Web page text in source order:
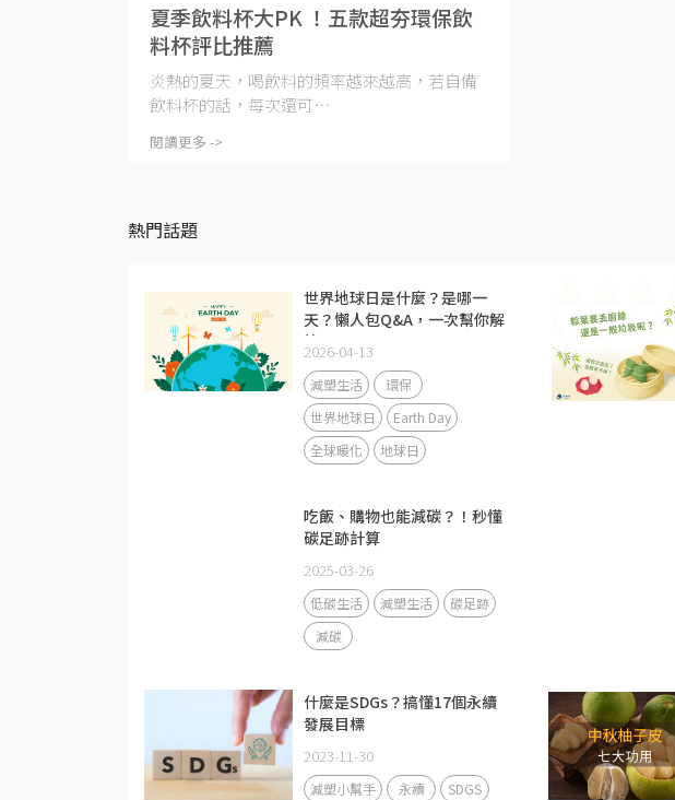
夏季飲料杯大PK ！五款超夯環保飲
料杯評比推薦
炎熱的夏天，喝飲料的頻率越來越高，若自備
飲料杯的話，每次還可⋯
閱讀更多 ->
熱門話題
世界地球日是什麼？是哪一
天？懶人包Q&A，一次幫你解
答！
2026-04-13
減塑生活
環保
世界地球日
Earth Day
全球暖化
地球日
吃飯、購物也能減碳？！秒懂
碳足跡計算
2025-03-26
低碳生活 減塑生活
碳足跡
減碳
什麼是SDGs？搞懂17個永續
發展目標
2023-11-30
減塑小幫手 永續
SDGS